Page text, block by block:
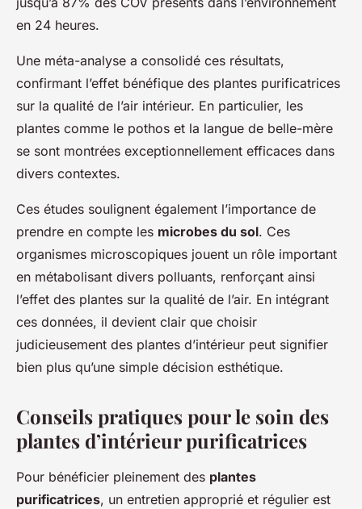
en 24 heures.
Une méta-analyse a consolidé ces résultats,
confirmant l’effet bénéfique des plantes purificatrices
sur la qualité de l’air intérieur. En particulier, les
plantes comme le pothos et la langue de belle-mère
se sont montrées exceptionnellement efficaces dans
divers contextes.
Ces études soulignent également l’importance de
prendre en compte les microbes du sol. Ces
organismes microscopiques jouent un rôle important
en métabolisant divers polluants, renforçant ainsi
l’effet des plantes sur la qualité de l’air. En intégrant
ces données, il devient clair que choisir
judicieusement des plantes d’intérieur peut signifier
bien plus qu’une simple décision esthétique.
Conseils pratiques pour le soin des
plantes d’intérieur purificatrices
Pour bénéficier pleinement des plantes
purificatrices, un entretien approprié et régulier est